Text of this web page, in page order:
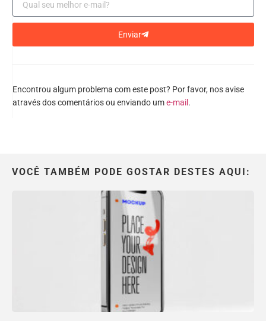
Enviar
Encontrou algum problema com este post? Por favor, nos avise
através dos comentários ou enviando ume-mail .
VOCÊ TAMBÉM PODE GOSTAR DESTES AQUI: